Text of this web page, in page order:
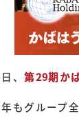
、第29期か
もグループ